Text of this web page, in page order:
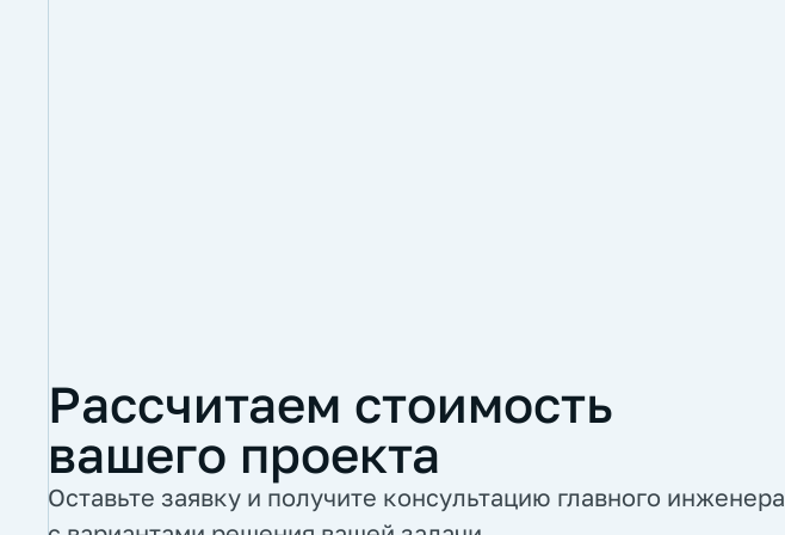
Рассчитаем стоимость
вашего проекта
Оставьте заявку и получите консультацию главного инженера